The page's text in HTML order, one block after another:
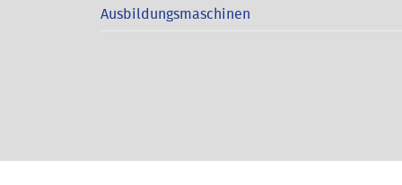
Ausbildungsmaschinen